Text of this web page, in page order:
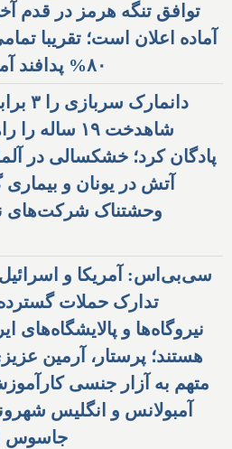
توافق تنگه هرمز در قدم
آماده اعلان است؛ تقریبا
۸۰% پدافند آمریکا صرف ایران شده
دانمارک
شاهدخت ۱۹ ساله
پادگان کرد؛ خشکسالی در
آتش در یونان و
وحشتناک شرکت‌های
سی‌بی‌اس: آمریکا و اسرائیل
تدارک حملات
نیروگاه‌ها و پالایشگاه‌های
هستند؛ پرستار، آرمین
متهم به آزار جنسی
آمبولانس و انگلیس
جاسوس